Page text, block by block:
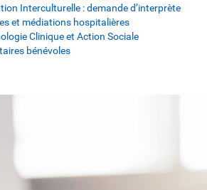
Interculturelle : demande d’interprète
et médiations hospitalières
Clinique et Action Sociale
bénévoles